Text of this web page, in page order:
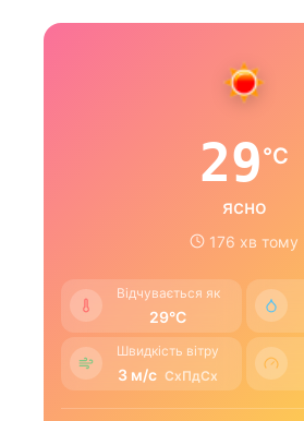
29°C
ясно
176 хв тому
Відчувається як
29°C
Швидкість вітру
3 м/с СхПдСх